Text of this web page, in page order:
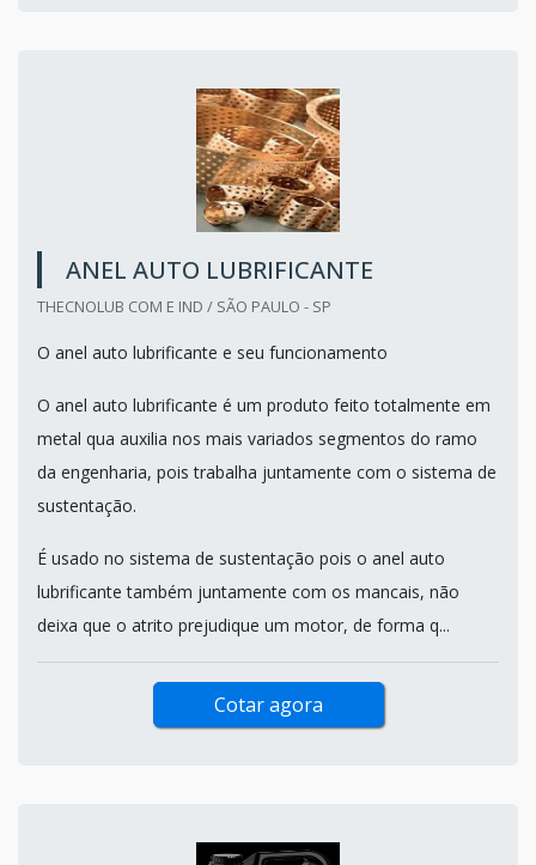
ANEL AUTO LUBRIFICANTE
THECNOLUB COM E IND / SÃO PAULO - SP
O anel auto lubrificante e seu funcionamento
O anel auto lubrificante é um produto feito totalmente em
metal qua auxilia nos mais variados segmentos do ramo
da engenharia, pois trabalha juntamente com o sistema de
sustentação.
É usado no sistema de sustentação pois o anel auto
lubrificante também juntamente com os mancais, não
deixa que o atrito prejudique um motor, de forma q...
Cotar agora